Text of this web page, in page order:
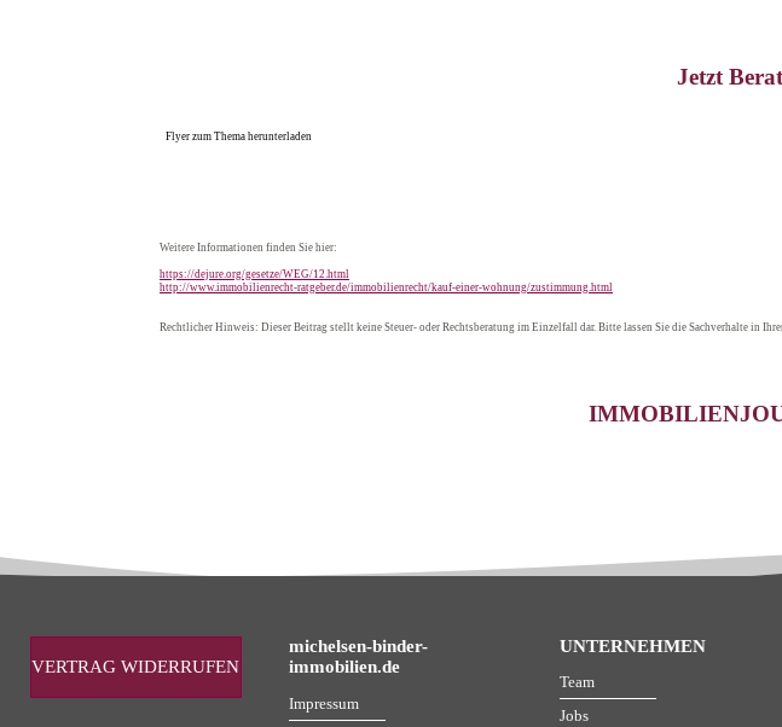
Jetzt
Flyer zum Thema herunterladen
Weitere Informationen finden Sie hier:
https://dejure.org/gesetze/WEG/12.html
http://www.immobilienrecht-ratgeber.de/immobilienrecht/kauf-einer-wohnung/zustimmung.html
Rechtlicher Hinweis: Dieser Beitrag stellt keine Steuer- oder Rechtsberatung im Einzelfall dar. Bitte lassen Sie die Sachverhalte in
VERTRAG WIDERRUFEN
michelsen-binder-
immobilien.de
Impressum
UNTERNEHMEN
Team
Jobs